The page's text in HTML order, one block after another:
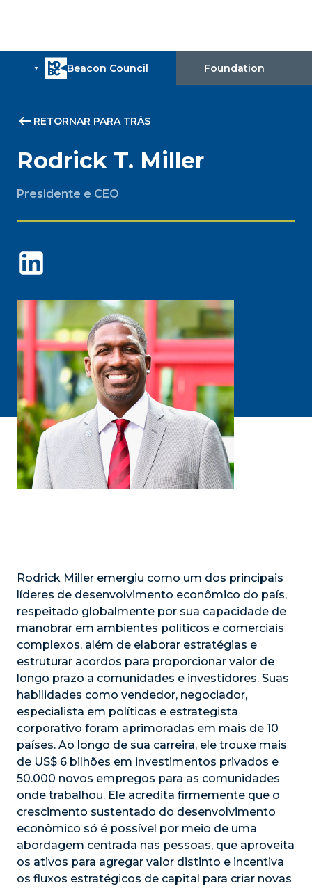
RETORNAR PARA TRÁS
Rodrick T. Miller
Presidente e CEO
Rodrick Miller emergiu como um dos principais
líderes de desenvolvimento econômico do país,
respeitado globalmente por sua capacidade de
manobrar em ambientes políticos e comerciais
complexos, além de elaborar estratégias e
estruturar acordos para proporcionar valor de
longo prazo a comunidades e investidores. Suas
habilidades como vendedor, negociador,
especialista em políticas e estrategista
corporativo foram aprimoradas em mais de 10
países. Ao longo de sua carreira, ele trouxe mais
de US$ 6 bilhões em investimentos privados e
50.000 novos empregos para as comunidades
onde trabalhou. Ele acredita firmemente que o
crescimento sustentado do desenvolvimento
econômico só é possível por meio de uma
abordagem centrada nas pessoas, que aproveita
os ativos para agregar valor distinto e incentiva
os fluxos estratégicos de capital para criar novas